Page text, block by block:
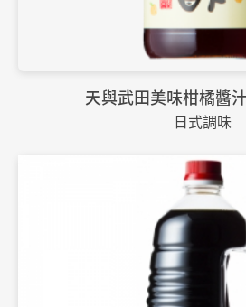
天與武田美味柑橘醬
日式調味